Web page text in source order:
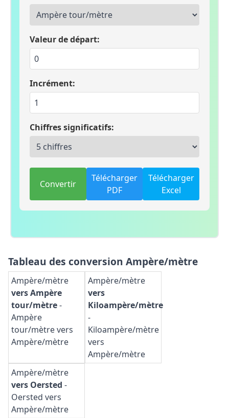
Valeur de départ:
Incrément:
Chiffres significatifs:
Convertir
Télécharger
PDF
Télécharger
Excel
Tableau des conversion Ampère/mètre
Ampère/mètre
vers Ampère
tour/mètre-
Ampère
tour/mètre vers
Ampère/mètre
Ampère/mètre
vers
Kiloampère/mètre
-
Kiloampère/mètre
vers
Ampère/mètre
Ampère/mètre
vers Oersted -
Oersted vers
Ampère/mètre